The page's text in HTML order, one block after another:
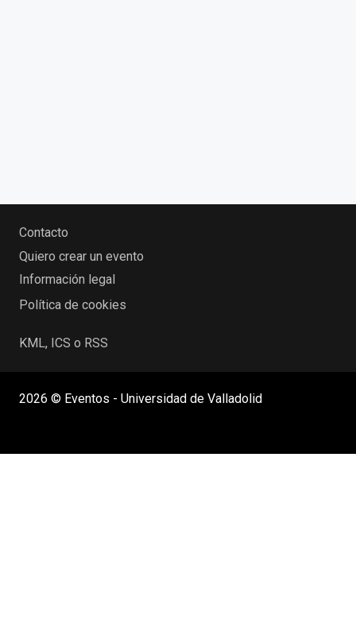
Contacto
Quiero crear un evento
Información legal
Política de cookies
KML, ICS o RSS
2026 © Eventos - Universidad de Valladolid